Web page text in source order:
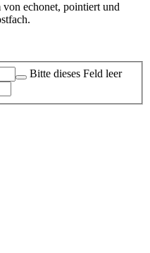
von echonet, pointiert und
Bitte dieses Feld leer